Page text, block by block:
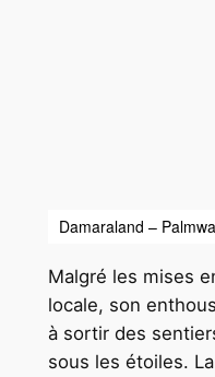
Damaraland –
Malgré les mises
locale, son
à sortir des
sous les étoiles.